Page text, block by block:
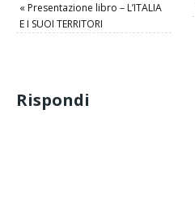
« Presentazione libro – L’ITALIA
E I SUOI TERRITORI
Rispondi